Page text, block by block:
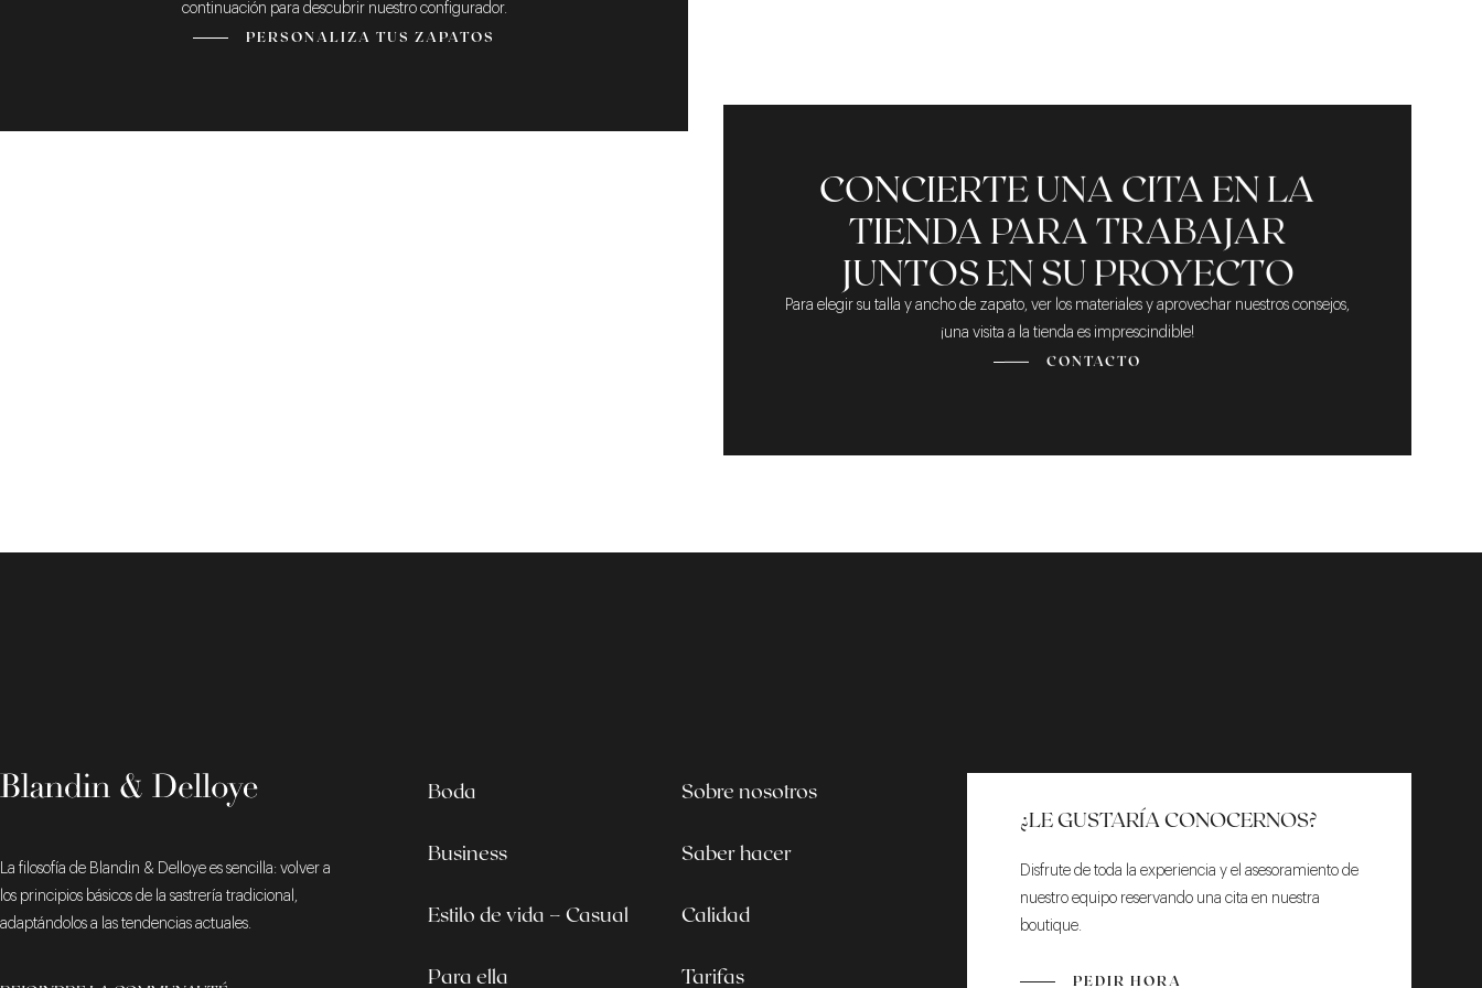
continuación para descubrir nuestro configurador.
PERSONALIZA TUS ZAPATOS
CONCIERTE UNA CITA EN LA
TIENDA PARA TRABAJAR
JUNTOS EN SU PROYECTO
Para elegir su talla y ancho de zapato, ver los materiales y aprovechar nuestros consejos,
¡una visita a la tienda es imprescindible!
CONTACTO
La filosofía de Blandin & Delloye es sencilla: volver a
los principios básicos de la sastrería tradicional,
adaptándolos a las tendencias actuales.
Boda
Business
Estilo de vida – Casual
Para ella
Sobre nosotros
Saber hacer
Calidad
Tarifas
¿LE GUSTARÍA CONOCERNOS?
Disfrute de toda la experiencia y el asesoramiento de
nuestro equipo reservando una cita en nuestra
boutique.
PEDIR HORA